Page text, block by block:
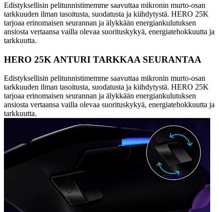
Edistyksellisin pelitunnistimemme saavuttaa mikronin murto-osan
tarkkuuden ilman tasoitusta, suodatusta ja kiihdytystä. HERO 25K
tarjoaa erinomaisen seurannan ja älykkään energiankulutuksen
ansiosta vertaansa vailla olevaa suorituskykyä, energiatehokkuutta ja
tarkkuutta.
HERO 25K ANTURI TARKKAA SEURANTAA
Edistyksellisin pelitunnistimemme saavuttaa mikronin murto-osan
tarkkuuden ilman tasoitusta, suodatusta ja kiihdytystä. HERO 25K
tarjoaa erinomaisen seurannan ja älykkään energiankulutuksen
ansiosta vertaansa vailla olevaa suorituskykyä, energiatehokkuutta ja
tarkkuutta.